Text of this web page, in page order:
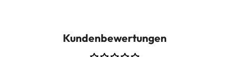
Kundenbewertungen